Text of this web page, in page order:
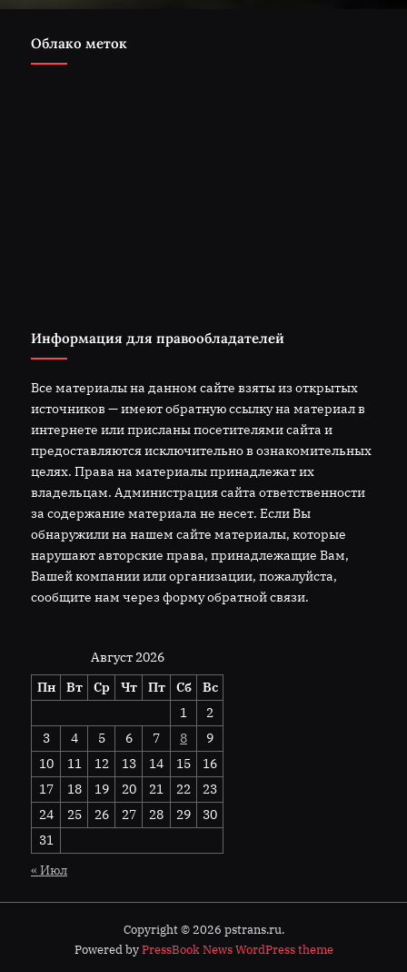
Облако меток
Информация для правообладателей
Все материалы на данном сайте взяты из открытых
источников — имеют обратную ссылку на материал в
интернете или присланы посетителями сайта и
предоставляются исключительно в ознакомительных
целях. Права на материалы принадлежат их
владельцам. Администрация сайта ответственности
за содержание материала не несет. Если Вы
обнаружили на нашем сайте материалы, которые
нарушают авторские права, принадлежащие Вам,
Вашей компании или организации, пожалуйста,
сообщите нам через форму обратной связи.
Август 2026
Пн
Вт Ср Чт Пт Сб
Вс
1
2
3
4 5 6 7 8
9
10
11 12 13 14 15
16
17
18 19 20 21 22
23
24
25 26 27 28 29
30
31
« Июл
Copyright © 2026 pstrans.ru.
Powered byPressBook News WordPress theme